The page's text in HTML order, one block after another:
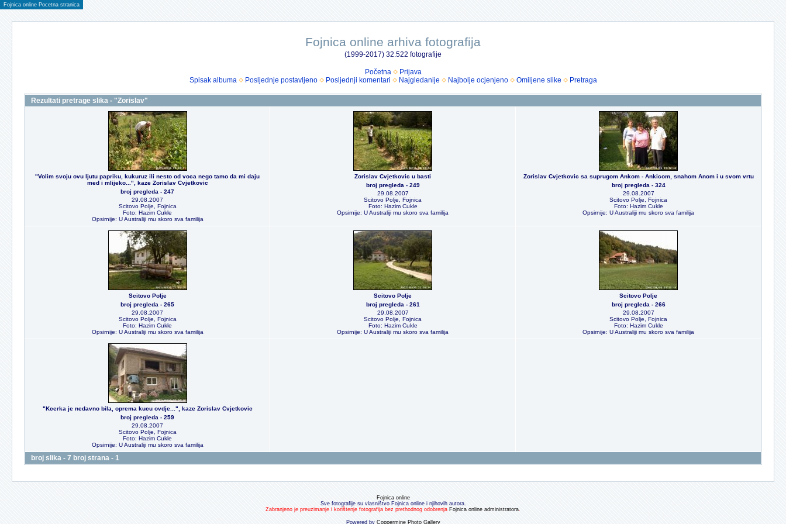
Fojnica online Pocetna stranica
Fojnica online arhiva fotografija
(1999-2017) 32.522 fotografije
Početna
Prijava
Spisak albuma
Posljednje postavljeno Posljednji komentari Najgledanije Najbolje ocjenjeno Omiljene slike Pretraga
Rezultati pretrage slika - "Zorislav"
"Volim svoju ovu ljutu papriku, kukuruz ili nesto od voca nego tamo da mi daju
med i mlijeko...", kaze Zorislav Cvjetkovic
broj pregleda - 247
29.08.2007
Scitovo Polje, Fojnica
Foto: Hazim Cukle
Opsirnije: U Australiji mu skoro sva familija
Zorislav Cvjetkovic u basti
broj pregleda - 249
29.08.2007
Scitovo Polje, Fojnica
Foto: Hazim Cukle
Opsirnije: U Australiji mu skoro sva familija
Zorislav Cvjetkovic sa suprugom Ankom - Ankicom, snahom Anom i u svom vrtu
broj pregleda - 324
29.08.2007
Scitovo Polje, Fojnica
Foto: Hazim Cukle
Opsirnije: U Australiji mu skoro sva familija
Scitovo Polje
broj pregleda - 265
29.08.2007
Scitovo Polje, Fojnica
Foto: Hazim Cukle
Opsirnije: U Australiji mu skoro sva familija
Scitovo Polje
broj pregleda - 261
29.08.2007
Scitovo Polje, Fojnica
Foto: Hazim Cukle
Opsirnije: U Australiji mu skoro sva familija
Scitovo Polje
broj pregleda - 266
29.08.2007
Scitovo Polje, Fojnica
Foto: Hazim Cukle
Opsirnije: U Australiji mu skoro sva familija
"Kcerka je nedavno bila, oprema kucu ovdje...", kaze Zorislav Cvjetkovic
broj pregleda - 259
29.08.2007
Scitovo Polje, Fojnica
Foto: Hazim Cukle
Opsirnije: U Australiji mu skoro sva familija
broj slika - 7 broj strana - 1
Fojnica online
Sve fotografije su vlasništvo Fojnica online i njihovih autora.
Zabranjeno je preuzimanje i korištenje fotografija bez prethodnog odobrenja Fojnica online administratora.
Powered by Coppermine Photo Gallery